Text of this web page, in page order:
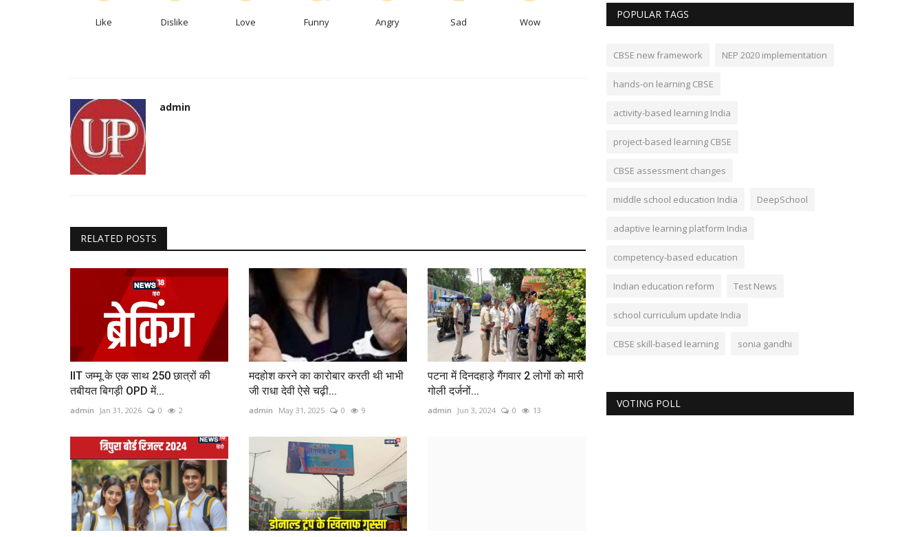
Like Dislike Love Funny Angry Sad Wow
admin
RELATED POSTS
IIT जम्मू के एक साथ 250 छात्रों की
तबीयत बिगड़ी OPD में...
admin Jan 31, 2026 0 2
मदहोश करने का कारोबार करती थी भाभी
जी राधा देवी ऐसे चढ़ी...
admin May 31, 2025 0 9
पटना में दिनदहाड़े गैंगवार 2 लोगों को मारी
गोली दर्जनों...
admin Jun 3, 2024 0 13
POPULAR TAGS
CBSE new framework NEP 2020 implementation
hands-on learning CBSE
activity-based learning India
project-based learning CBSE
CBSE assessment changes
middle school education India DeepSchool
adaptive learning platform India
competency-based education
Indian education reform Test News
school curriculum update India
CBSE skill-based learning sonia gandhi
VOTING POLL